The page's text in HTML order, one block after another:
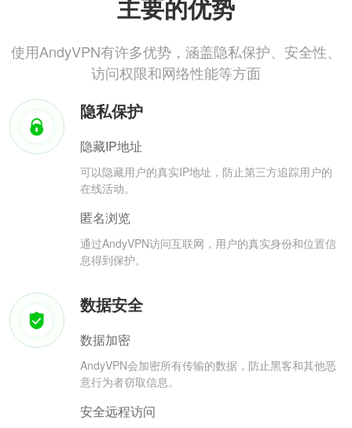
主要的优势
使用AndyVPN有许多优势，涵盖隐私保护、安全性、
访问权限和网络性能等方面
隐私保护
隐藏IP地址
可以隐藏用户的真实IP地址，防止第三方追踪用户的
在线活动。
匿名浏览
通过AndyVPN访问互联网，用户的真实身份和位置信
息得到保护。
数据安全
数据加密
AndyVPN会加密所有传输的数据，防止黑客和其他恶
意行为者窃取信息。
安全远程访问